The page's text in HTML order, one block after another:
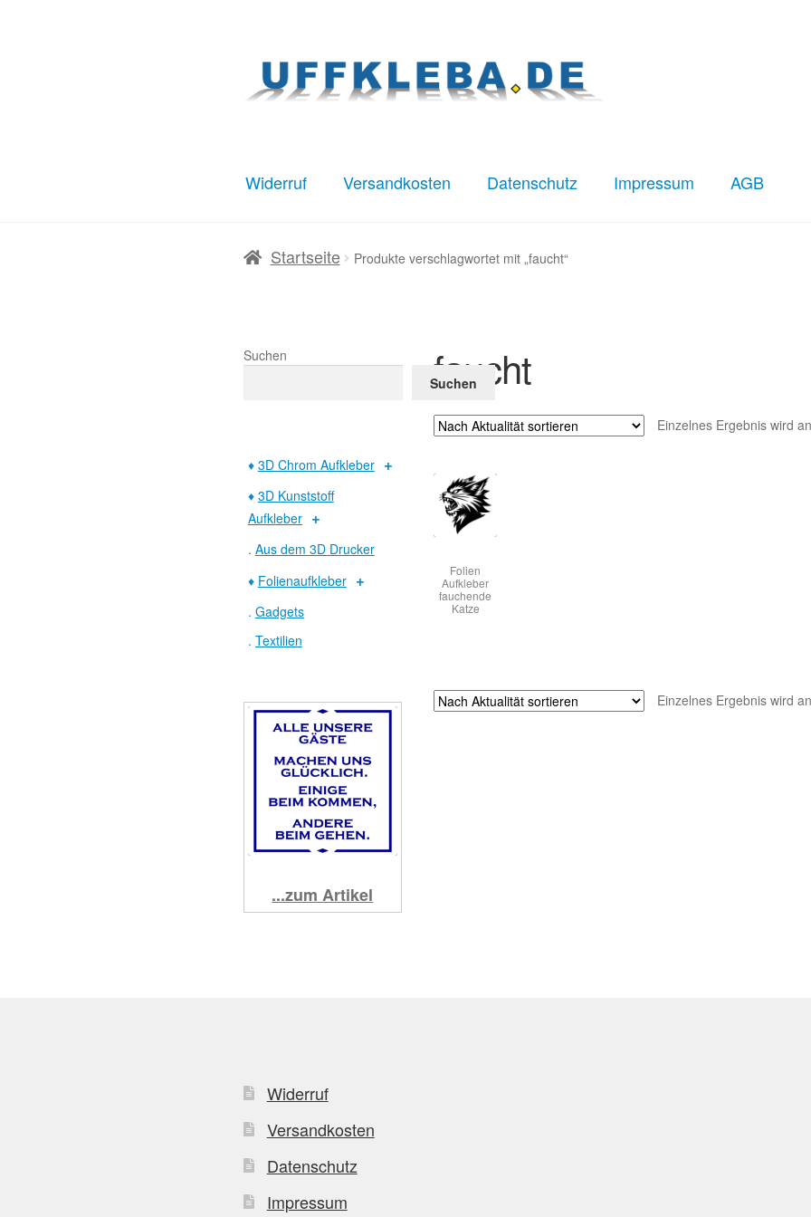
Navigation
springen
Inhalt
springen
Widerruf Versandkosten Datenschutz Impressum AGB
StartAGB Datenschutz Impressum Kasse Mein Konto
Startseite Produkte verschlagwortet mit „faucht“
faucht
Einzelnes Ergebnis wird
Folien
Aufkleber
fauchende
Katze
Einzelnes Ergebnis wird
Suchen
Suchen
♦ 3D Chrom Aufkleber
♦ 3D Kunststoff
Aufkleber
. Aus dem 3D Drucker
♦ Folienaufkleber
. Gadgets
. Textilien
...zum Artikel
Widerruf
Versandkosten
Datenschutz
Impressum